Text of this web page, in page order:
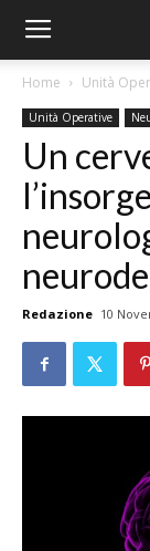
Home Unità
Unità Operative
Un
Redazione 10